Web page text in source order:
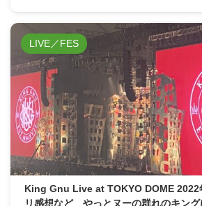
LIVE／FES
King Gnu Live at TOKYO DOME 2022
リ感想など やっとヌーの群れのキン